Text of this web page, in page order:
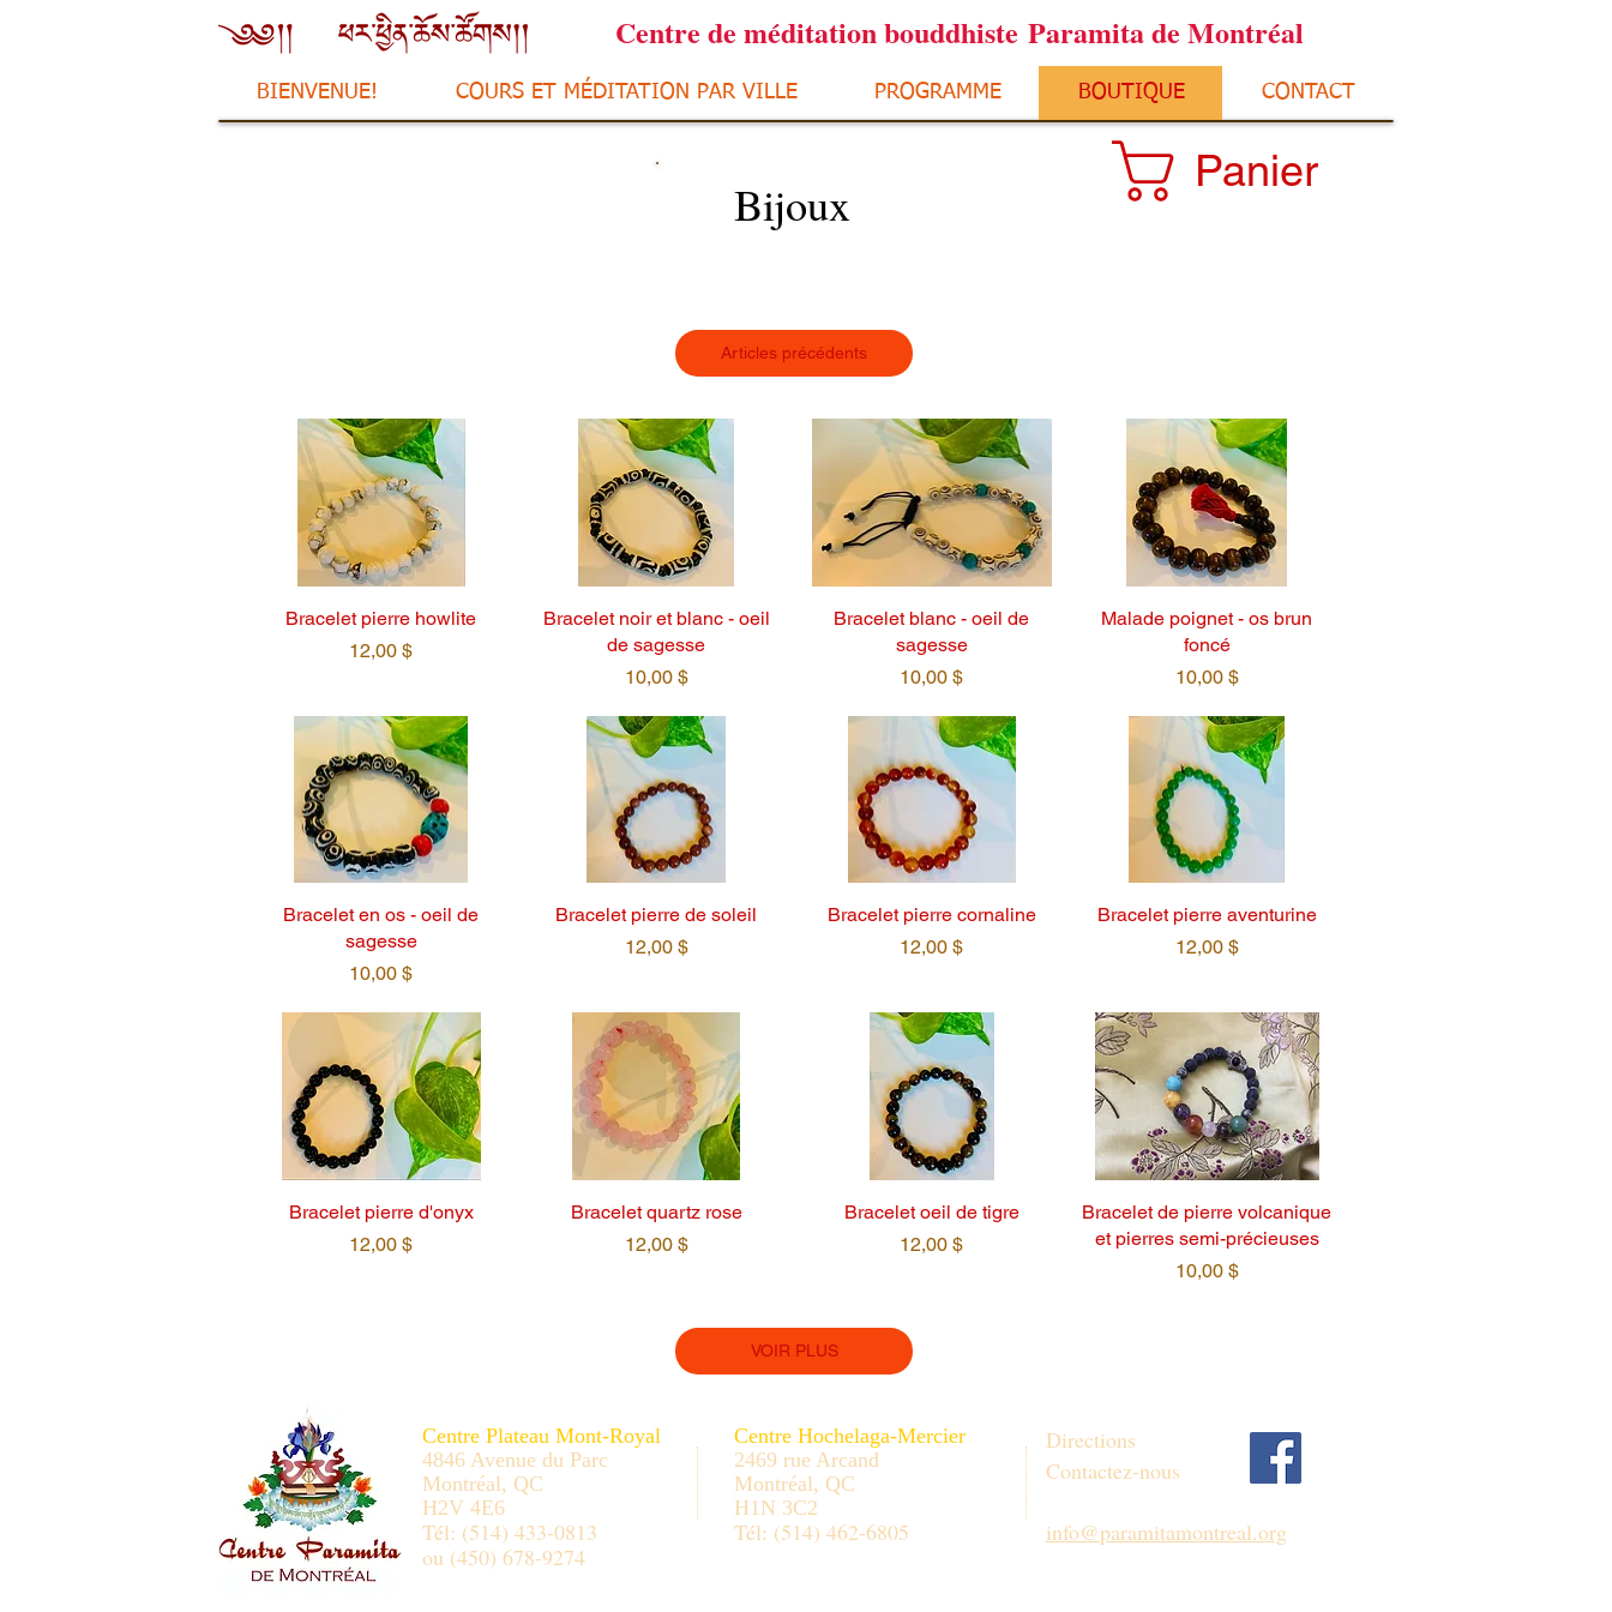
Centre de méditation bouddhiste Paramita de Montréal
BIENVENUE! COURS ET MÉDITATION PAR VILLE PROGRAMME BOUTIQUE CONTACT
Bijoux
Panier
Articles précédents
Bracelet pierre howlite
Prix
12,00 $
Bracelet noir et blanc - oeil
de sagesse
Prix
10,00 $
Bracelet blanc - oeil de
sagesse
Prix
10,00 $
Malade poignet - os brun
foncé
Prix
10,00 $
Bracelet en os - oeil de
sagesse
Prix
10,00 $
Bracelet pierre de soleil
Prix
12,00 $
Bracelet pierre cornaline
Prix
12,00 $
Bracelet pierre aventurine
Prix
12,00 $
Bracelet pierre d'onyx
Prix
12,00 $
Bracelet quartz rose
Prix
12,00 $
Bracelet oeil de tigre
Prix
12,00 $
Bracelet de pierre volcanique
et pierres semi-précieuses
Prix
10,00 $
VOIR PLUS
Centre Plateau Mont-Royal
4846 Avenue du Parc
Montréal, QC
H2V 4E6
Tél: (514) 433-0813
ou (450) 678-9274
Centre Hochelaga-Mercier
2469 rue Arcand
Montréal, QC
H1N 3C2
Tél: (514) 462-6805
Directions
Contactez-nous
info@paramitamontreal.org